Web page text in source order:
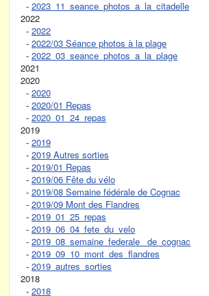
- 2023_11_seance_photos_a_la_citadelle
2022
- 2022
- 2022/03 Séance photos à la plage
- 2022_03_seance_photos_a_la_plage
2021
2020
- 2020
- 2020/01 Repas
- 2020_01_24_repas
2019
- 2019
- 2019 Autres sorties
- 2019/01 Repas
- 2019/06 Fête du vélo
- 2019/08 Semaine fédérale de Cognac
- 2019/09 Mont des Flandres
- 2019_01_25_repas
- 2019_06_04_fete_du_velo
- 2019_08_semaine_federale_ de_cognac
- 2019_09_10_mont_des_flandres
- 2019_autres_sorties
2018
- 2018